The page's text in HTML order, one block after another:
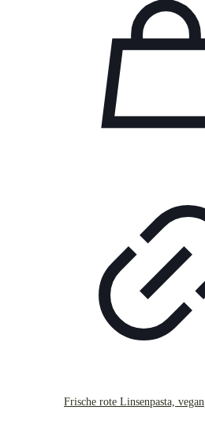
Frische rote Linsenpasta, vegan